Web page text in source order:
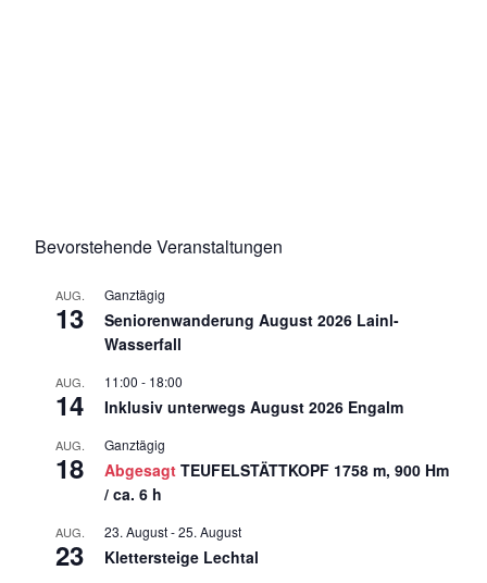
Bevorstehende Veranstaltungen
AUG.
13
Ganztägig
Seniorenwanderung August 2026 Lainl-
Wasserfall
AUG.
14
11:00 - 18:00
Inklusiv unterwegs August 2026 Engalm
AUG.
18
Ganztägig
Abgesagt TEUFELSTÄTTKOPF 1758 m, 900 Hm
/ ca. 6 h
AUG.
23
23. August-25. August
Klettersteige Lechtal